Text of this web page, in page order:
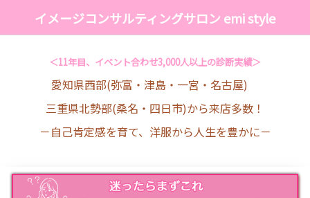
イメージコンサルティングサロン emi style
＜11年目、イベント合わせ3,000人以上の診断実績＞
愛知県西部(弥富・津島・一宮・名古屋)
三重県北勢部(桑名・四日市)から来店多数！
－自己肯定感を育て、洋服から人生を豊かに－